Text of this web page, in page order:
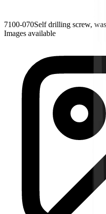
7100-070Self drilling screw,
Images available